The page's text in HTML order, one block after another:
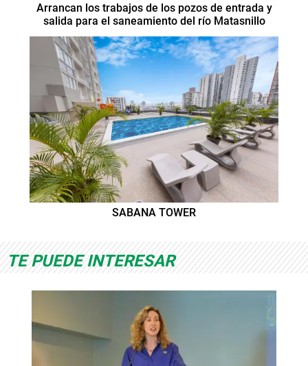
Arrancan los trabajos de los pozos de entrada y
salida para el saneamiento del río Matasnillo
SABANA TOWER
TE PUEDE INTERESAR